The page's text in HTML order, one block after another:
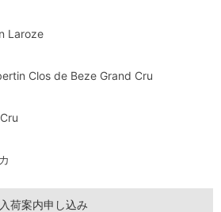
Laroze
Clos de Beze Grand Cru
入荷案内申し込み